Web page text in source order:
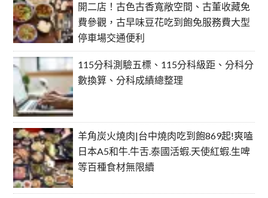
開二店！古色古香寬敞空間、古董收藏免
費參觀，古早味豆花吃到飽免服務費大型
停車場交通便利
115分科測驗五標、115分科級距、分科分
數換算、分科成績總整理
羊角炭火燒肉|台中燒肉吃到飽869起!爽嗑
日本A5和牛.牛舌.泰國活蝦.天使紅蝦.生啤
等百種食材無限續